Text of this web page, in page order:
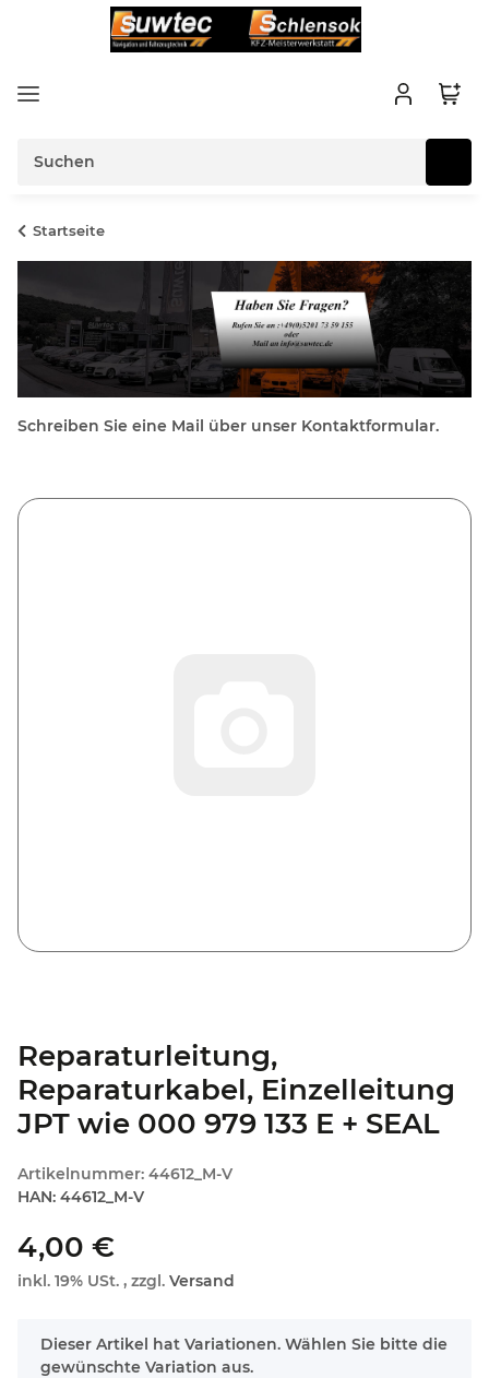
Startseite
Schreiben Sie eine Mail über unser Kontaktformular.
Reparaturleitung,
Reparaturkabel, Einzelleitung
JPT wie 000 979 133 E + SEAL
Artikelnummer: 44612_M-V
HAN: 44612_M-V
4,00 €
inkl. 19% USt. , zzgl. Versand
x
Dieser Artikel hat Variationen. Wählen Sie bitte die
gewünschte Variation aus.